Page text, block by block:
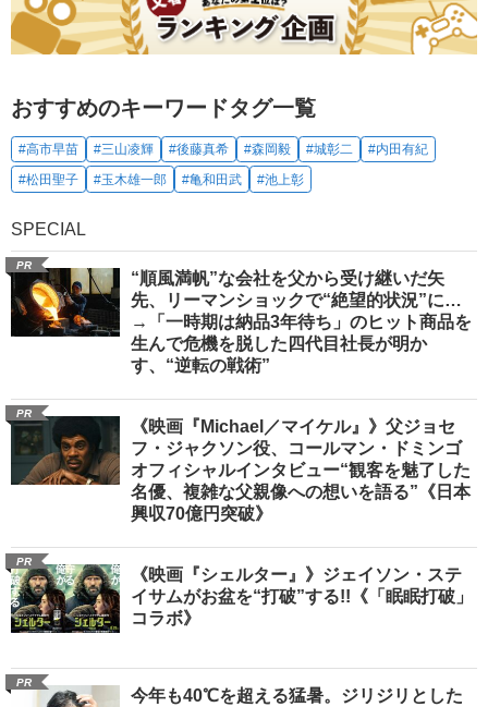
おすすめのキーワードタグ一覧
#高市早苗 #三山凌輝 #後藤真希 #森岡毅 #城彰二
#内田有紀
#松田聖子
#玉木雄一郎 #亀和田武 #池上彰
SPECIAL
PR
“順風満帆”な会社を父から受け継いだ矢
先、リーマンショックで“絶望的状況”に…
→「一時期は納品3年待ち」のヒット商品を
生んで危機を脱した四代目社長が明か
す、“逆転の戦術”
PR
《映画『Michael／マイケル』》父ジョセ
フ・ジャクソン役、コールマン・ドミンゴ
オフィシャルインタビュー“観客を魅了した
名優、複雑な父親像への想いを語る”《日本
興収70億円突破》
PR
《映画『シェルター』》ジェイソン・ステ
イサムがお盆を“打破”する!!《「眠眠打破」
コラボ》
PR
今年も40℃を超える猛暑。ジリジリとした